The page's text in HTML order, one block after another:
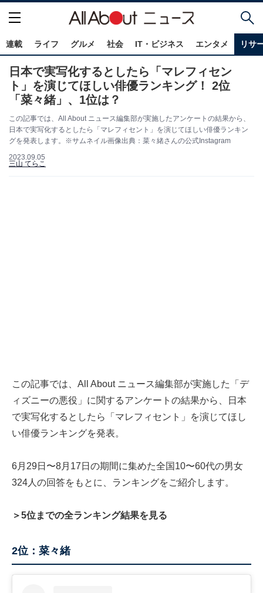
連載 ライフ グルメ 社会 IT・ビジネス エンタメ リサ
日本で実写化するとしたら「マレフィセン
ト」を演じてほしい俳優ランキング！ 2位
「菜々緒」、1位は？
この記事では、All About ニュース編集部が実施したアンケートの結果から、
日本で実写化するとしたら「マレフィセント」を演じてほしい俳優ランキン
グを発表します。※サムネイル画像出典：菜々緒さんの公式Instagram
2023.09.05
三山 てらこ
この記事では、All About ニュース編集部が実施した「デ
ィズニーの悪役」に関するアンケートの結果から、日本
で実写化するとしたら「マレフィセント」を演じてほし
い俳優ランキングを発表。
6月29日〜8月17日の期間に集めた全国10〜60代の男女
324人の回答をもとに、ランキングをご紹介します。
＞5位までの全ランキング結果を見る
2位：菜々緒